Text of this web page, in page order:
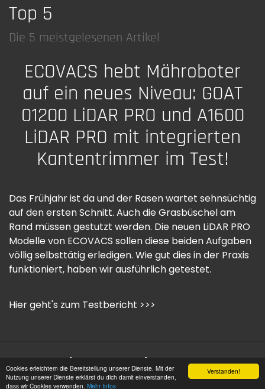
Verstanden!
Cookies erleichtern die Bereitstellung unserer Dienste. Mit der
Nutzung unserer Dienste erklärst du dich damit einverstanden,
dass wir Cookies verwenden. Mehr Infos
Top 5
Die 5 meistgelesenen Artikel
ECOVACS hebt Mähroboter
auf ein neues Niveau: GOAT
01200 LiDAR PRO und A1600
LiDAR PRO mit integrierten
Kantentrimmer im Test!
Das Frühjahr ist da und der Rasen wartet sehnsüchtig
auf den ersten Schnitt. Auch die Grasbüschel am
Rand müssen gestutzt werden. Die neuen LiDAR PRO
Modelle von ECOVACS sollen diese beiden Aufgaben
völlig selbsttätig erledigen. Wie gut dies in der Praxis
funktioniert, haben wir ausführlich getestet.
Hier geht's zum Testbericht >>>
Impressum | Datenschutz |
Copyright © 2006 -
2026 OSW-Medien GmbH Alle Rechte vorbehalten